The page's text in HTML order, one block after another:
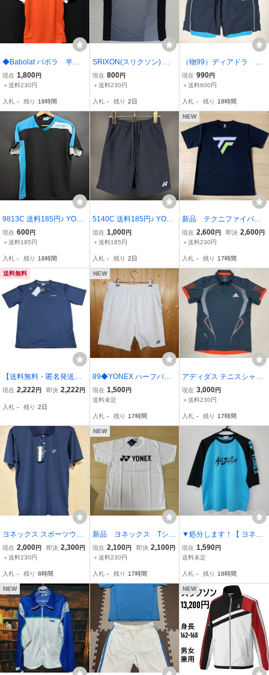
◆Babolat バボラ 半袖T
シャツ ドライ 速乾
テニスウェア 半袖Tシャ
現在 1,800円
＋送料230円
入札 - 残り 18時間
SRIXON(スリクソン) サ
イズ M
現在 800円
＋送料230円
入札 - 残り 2日
（物99）ディアドラ シ
ョートパンツ ハーフパ
ンツ DTP9483 紺 メ
現在 990円
＋送料600円
入札 - 残り 18時間
9813C 送料185円♪ YONE
X ヨネックス メンズ テニ
ス バドミントン ブラック
生地 Tシャツ Sサイズ
現在 600円
＋送料185円
入札 - 残り 18時間
5140C 送料185円♪ YONE
X ヨネックス VeryCOOL
速乾生地 メンズ レディー
ポケット ネイビー ショー
トパンツ SS
現在 1,000円
＋送料185円
入札 - 残り 2日
NEW
新品 テクニファイバー
Tシャツ ブラック サイ
ズL
現在 2,600円 即決 2,600円
＋送料230円
入札 - 残り 17時間
送料無料
【送料無料・匿名発送】
HAED 半袖Ｔシャツ
現在 2,222円 即決 2,222円
入札 - 残り 2日
NEW
89◆YONEX ハーフパン
ツ◆ヨネックス サイズUS
A:M/JP:O ホワイト系 VE
ア テニス 卓球 バドミン
トン ゆうパケ 8F
現在 1,500円
送料未定
入札 - 残り 17時間
アディダス テニスシャツ
FORMOTION 濃グレー×
オレンジ JP(S) 中古
現在 3,000円
＋送料230円
入札 - 残り 17時間
ヨネックス スポーツウェ
ア ポロシャツ (ユニセッ
クス) 10300 [カラー：ネ
#10300-019 YONEX
現在 2,000円 即決 2,300円
＋送料230円
入札 - 残り 8時間
NEW
新品 ヨネックス Tシャ
ツ ホワイト サイズS
現在 2,100円 即決 2,100円
＋送料230円
入札 - 残り 17時間
▼処分します！【 ヨネッ
クス YONEX ユニ 七分袖
Tシャツ シアン(青)×黒 S
ニス・バドミントン
現在 1,590円
送料未定
入札 - 残り 18時間
NEW NEW